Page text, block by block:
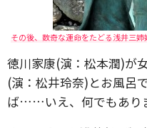
その後、数奇な運命をたどる浅井三姉
徳川家康(演：松本潤)
(演：松井玲奈)とお風呂
ば……いえ、何でもあり